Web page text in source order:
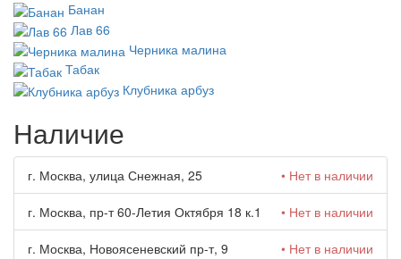
Банан
Лав 66
Черника малина
Табак
Клубника арбуз
Наличие
г. Москва, улица Снежная, 25 • Нет в наличии
г. Москва, пр-т 60-Летия Октября 18 к.1 • Нет в наличии
г. Москва, Новоясеневский пр-т, 9 • Нет в наличии